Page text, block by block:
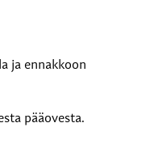
ja ennakkoon
pääovesta.